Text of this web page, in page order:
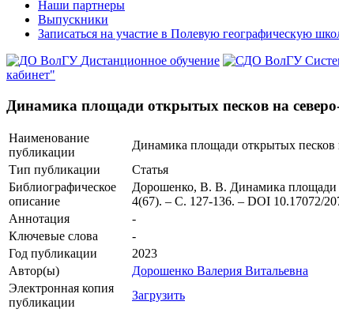
Наши партнеры
Выпускники
Записаться на участие в Полевую географическую
Дистанционное обучение
кабинет"
Динамика площади открытых песков на
Наименование
публикации
Динамика площади открытых песков
Тип публикации
Статья
Библиографическое
описание
Дорошенко, В. В. Динамика площади
4(67). – С. 127-136. – DOI 10.17072/
Аннотация
-
Ключевые cлова
-
Год публикации
2023
Автор(ы)
Дорошенко Валерия Витальевна
Электронная копия
публикации
Загрузить